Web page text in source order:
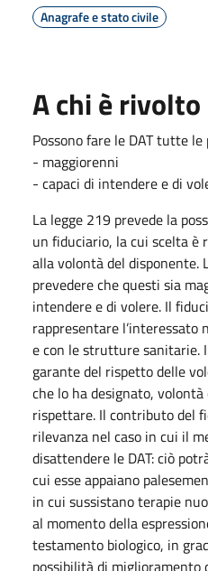
Anagrafe e stato civile
A chi è rivolto
Possono fare le DAT tutte le
- maggiorenni
- capaci di intendere e di
La legge 219 prevede la
un fiduciario, la cui scelta è
alla volontà del
prevedere che questi sia
intendere e di volere. Il
rappresentare l’interessato
e con le strutture sanitarie.
garante del rispetto delle
che lo ha designato,
rispettare. Il contributo del
rilevanza nel caso in cui il
disattendere le DAT: ciò
cui esse appaiano
in cui sussistano terapie
al momento della
testamento biologico, in
possibilità di miglioramento